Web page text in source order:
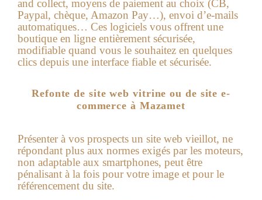
and collect, moyens de paiement au choix (CB,
Paypal, chèque, Amazon Pay…), envoi d’e-mails
automatiques… Ces logiciels vous offrent une
boutique en ligne entièrement sécurisée,
modifiable quand vous le souhaitez en quelques
clics depuis une interface fiable et sécurisée.
Refonte de site web vitrine ou de site e-
commerce à Mazamet
Présenter à vos prospects un site web vieillot, ne
répondant plus aux normes exigés par les moteurs,
non adaptable aux smartphones, peut être
pénalisant à la fois pour votre image et pour le
référencement du site.